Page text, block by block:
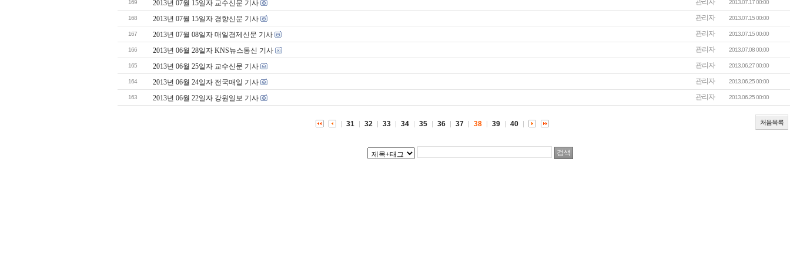
169 2013년 07월 15일자 교수신문 기사 관리자 2013.07.17 00:00
168 2013년 07월 15일자 경향신문 기사 관리자 2013.07.15 00:00
167 2013년 07월 08일자 매일경제신문 기사 관리자 2013.07.15 00:00
166 2013년 06월 28일자 KNS뉴스통신 기사 관리자 2013.07.08 00:00
165 2013년 06월 25일자 교수신문 기사 관리자 2013.06.27 00:00
164 2013년 06월 24일자 전국매일 기사 관리자 2013.06.25 00:00
163 2013년 06월 22일자 강원일보 기사 관리자 2013.06.25 00:00
처음목록
31 32 33 34 35 36 37 38 39 40